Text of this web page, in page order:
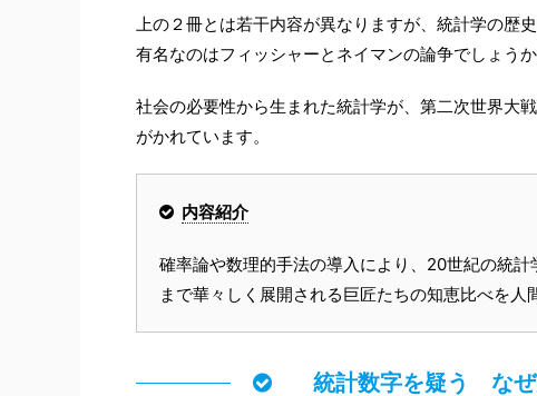
上の２冊とは若干内容が異なりますが、統計学の歴
有名なのはフィッシャーとネイマンの論争でしょうか
社会の必要性から生まれた統計学が、第二次世界大
がかれています。
内容紹介
確率論や数理的手法の導入により、20世紀の統
まで華々しく展開される巨匠たちの知恵比べを人
統計数字を疑う なぜ